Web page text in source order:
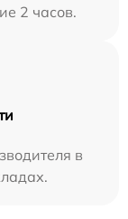
2 часов.
в